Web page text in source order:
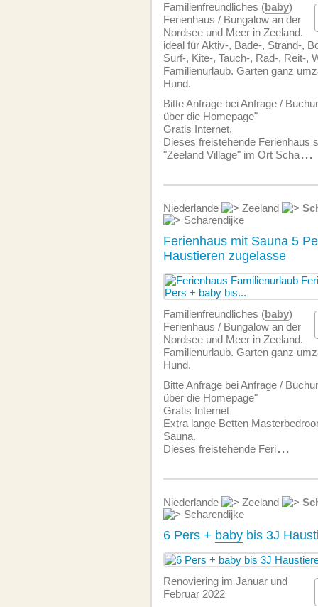
Familien­freundliches (baby)
Ferienhaus / Bungalow an der
Nordsee und Meer in Zeeland.
ideal für Aktiv-, Bade-, Strand-,
Surf-, Kite-, Tauch-, Rad-, Reit-,
Familienurlaub. Garten ganz
Hund.
Bitte Anfrage bei Anfrage /
über die Homepage"
Gratis Internet.
Dieses freistehende Ferienhaus
"Zeeland Village" im Ort Scha...
Niederlande Zeeland
Scharendijke
Ferienhaus mit Sauna 5
Haustieren zugelasse
Familien­freundliches (baby)
Ferienhaus / Bungalow an der
Nordsee und Meer in Zeeland.
Familienurlaub. Garten ganz
Hund.
Bitte Anfrage bei Anfrage /
über die Homepage"
Gratis Internet
Extra lange Betten
Sauna.
Dieses freistehende Feri...
Niederlande Zeeland
Scharendijke
6 Pers + baby bis 3J
Renoviering im Januar und
Februar 2022